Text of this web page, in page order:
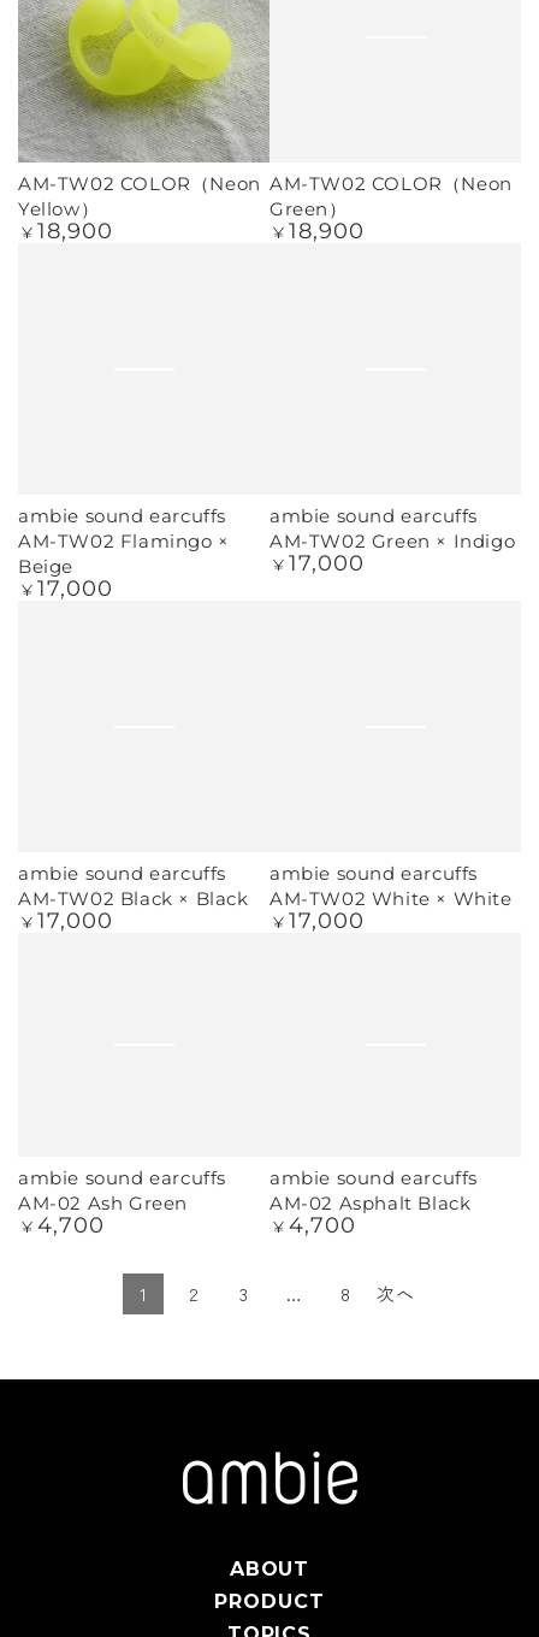
AM-TW02 COLOR（Neon
Yellow）
定
¥ 18,900
AM-TW02 COLOR（Neon
Green）
定
¥ 18,900
ambie sound earcuffs
AM-TW02 Flamingo ×
Beige
定
¥ 17,000
ambie sound earcuffs
AM-TW02 Green × Indigo
定
¥ 17,000
ambie sound earcuffs
AM-TW02 Black × Black
定
¥ 17,000
ambie sound earcuffs
AM-TW02 White × White
定
¥ 17,000
ambie sound earcuffs
AM-02 Ash Green
定
¥ 4,700
ambie sound earcuffs
AM-02 Asphalt Black
定
¥ 4,700
1 2 3 … 8 次へ
ABOUT
PRODUCT